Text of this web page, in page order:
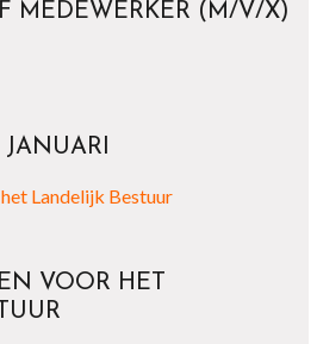
MEDEWERKER (M/V/X)
VOOR HET